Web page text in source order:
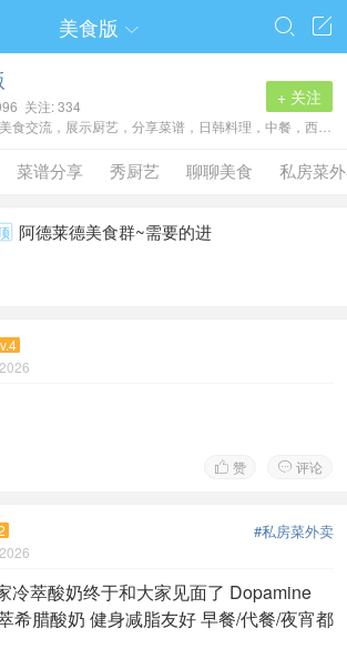
美食版  

+ 关注
关注: 334
菜谱分享 秀厨艺 聊聊美食 私房菜
阿德莱德美食群~需要的进
 评论
 赞
#私房菜外卖
冷萃酸奶终于和大家见面了 Dopamine
希腊酸奶 健身减脂友好 早餐/代餐/夜宵都